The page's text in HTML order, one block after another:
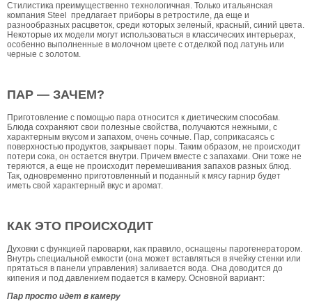
Стилистика преимущественно технологичная. Только итальянская
компания Steel предлагает приборы в ретростиле, да еще и
разнообразных расцветок, среди которых зеленый, красный, синий цвета.
Некоторые их модели могут использоваться в классических интерьерах,
особенно выполненные в молочном цвете с отделкой под латунь или
черные с золотом.
ПАР — ЗАЧЕМ?
Приготовление с помощью пара относится к диетическим способам.
Блюда сохраняют свои полезные свойства, получаются нежными, с
характерным вкусом и запахом, очень сочные. Пар, соприкасаясь с
поверхностью продуктов, закрывает поры. Таким образом, не происходит
потери сока, он остается внутри. Причем вместе с запахами. Они тоже не
теряются, а еще не происходит перемешивания запахов разных блюд.
Так, одновременно приготовленный и поданный к мясу гарнир будет
иметь свой характерный вкус и аромат.
КАК ЭТО ПРОИСХОДИТ
Духовки с функцией пароварки, как правило, оснащены парогенератором.
Внутрь специальной емкости (она может вставляться в ячейку стенки или
прятаться в панели управления) заливается вода. Она доводится до
кипения и под давлением подается в камеру. Основной вариант:
Пар просто идет в камеру